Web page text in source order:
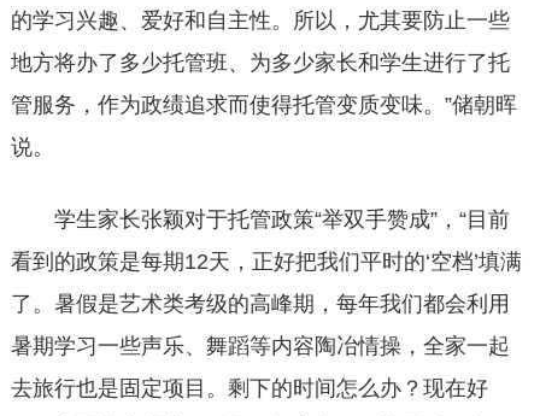
的学习兴趣、爱好和自主性。所以，尤其要防止一些
地方将办了多少托管班、为多少家长和学生进行了托
管服务，作为政绩追求而使得托管变质变味。”储朝晖
说。
学生家长张颖对于托管政策“举双手赞成”，“目前
看到的政策是每期12天，正好把我们平时的‘空档’填满
了。暑假是艺术类考级的高峰期，每年我们都会利用
暑期学习一些声乐、舞蹈等内容陶冶情操，全家一起
去旅行也是固定项目。剩下的时间怎么办？现在好